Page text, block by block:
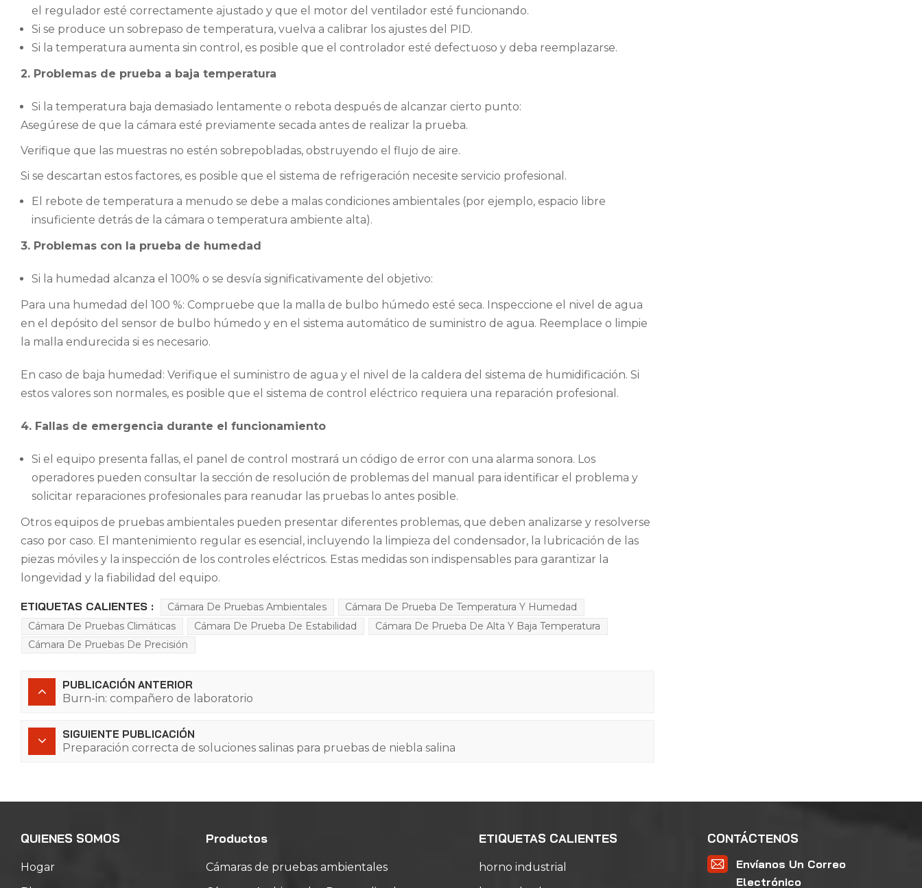
el regulador esté correctamente ajustado y que el motor del ventilador esté funcionando.
Si se produce un sobrepaso de temperatura, vuelva a calibrar los ajustes del PID.
Si la temperatura aumenta sin control, es posible que el controlador esté defectuoso y deba reemplazarse.
2. Problemas de prueba a baja temperatura
Si la temperatura baja demasiado lentamente o rebota después de alcanzar cierto punto:
Asegúrese de que la cámara esté previamente secada antes de realizar la prueba.
Verifique que las muestras no estén sobrepobladas, obstruyendo el flujo de aire.
Si se descartan estos factores, es posible que el sistema de refrigeración necesite servicio profesional.
El rebote de temperatura a menudo se debe a malas condiciones ambientales (por ejemplo, espacio libre
insuficiente detrás de la cámara o temperatura ambiente alta).
3. Problemas con la prueba de humedad
Si la humedad alcanza el 100% o se desvía significativamente del objetivo:
Para una humedad del 100 %: Compruebe que la malla de bulbo húmedo esté seca. Inspeccione el nivel de agua
en el depósito del sensor de bulbo húmedo y en el sistema automático de suministro de agua. Reemplace o limpie
la malla endurecida si es necesario.
En caso de baja humedad: Verifique el suministro de agua y el nivel de la caldera del sistema de humidificación. Si
estos valores son normales, es posible que el sistema de control eléctrico requiera una reparación profesional.
4. Fallas de emergencia durante el funcionamiento
Si el equipo presenta fallas, el panel de control mostrará un código de error con una alarma sonora. Los
operadores pueden consultar la sección de resolución de problemas del manual para identificar el problema y
solicitar reparaciones profesionales para reanudar las pruebas lo antes posible.
Otros equipos de pruebas ambientales pueden presentar diferentes problemas, que deben analizarse y resolverse
caso por caso. El mantenimiento regular es esencial, incluyendo la limpieza del condensador, la lubricación de las
piezas móviles y la inspección de los controles eléctricos. Estas medidas son indispensables para garantizar la
longevidad y la fiabilidad del equipo.
ETIQUETAS CALIENTES : Cámara De Pruebas Ambientales
Cámara De Prueba De Temperatura Y Humedad
Cámara De Pruebas Climáticas
Cámara De Prueba De Estabilidad
Cámara De Prueba De Alta Y Baja Temperatura
Cámara De Pruebas De Precisión
PUBLICACIÓN ANTERIOR
Burn-in: compañero de laboratorio
SIGUIENTE PUBLICACIÓN
Preparación correcta de soluciones salinas para pruebas de niebla salina
QUIENES SOMOS
Hogar
Productos
Cámaras de pruebas ambientales
ETIQUETAS CALIENTES
horno industrial
CONTÁCTENOS
Envíanos Un Correo
Electrónico